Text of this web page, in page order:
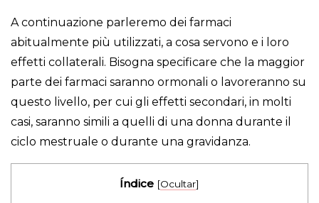
A continuazione parleremo dei farmaci
abitualmente più utilizzati, a cosa servono e i loro
effetti collaterali. Bisogna specificare che la maggior
parte dei farmaci saranno ormonali o lavoreranno su
questo livello, per cui gli effetti secondari, in molti
casi, saranno simili a quelli di una donna durante il
ciclo mestruale o durante una gravidanza.
Índice [Ocultar]